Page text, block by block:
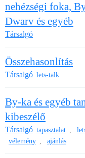
nehézségi foka,
Dwarv és egyéb
Társalgó
Összehasonlítás
Társalgó lets-talk
By-ka és egyéb
kibeszélő
Társalgó tapasztalat ,
vélemény , ajánlás